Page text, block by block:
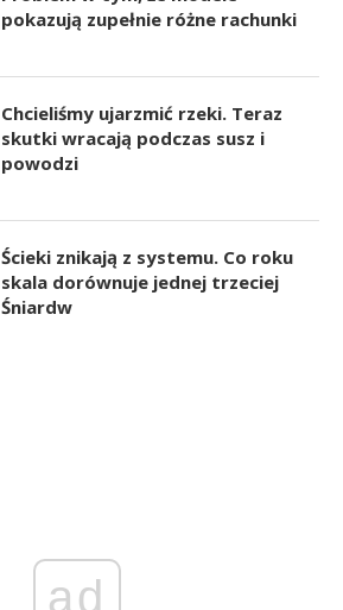
pokazują zupełnie różne rachunki
Chcieliśmy ujarzmić rzeki. Teraz
skutki wracają podczas susz i
powodzi
Ścieki znikają z systemu. Co roku
skala dorównuje jednej trzeciej
Śniardw
ad